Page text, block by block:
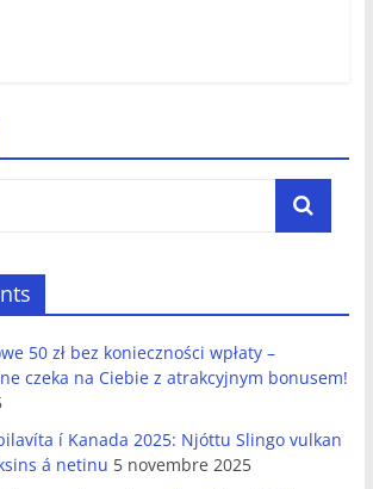
50 zł bez konieczności wpłaty –
czeka na Ciebie z atrakcyjnym bonusem!
í Kanada 2025: Njóttu Slingo vulkan
á netinu 5 novembre 2025